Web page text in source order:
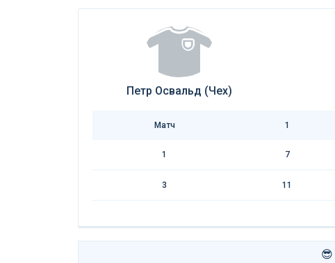
Петр Освальд (Чех)
Матч 1
1 7
3 11
😎